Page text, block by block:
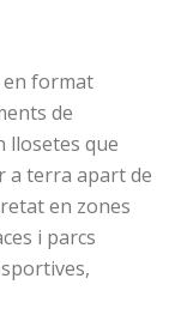
en format
de
llosetes que
a terra apart de
en zones
i parcs